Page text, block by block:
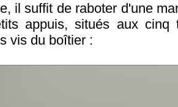
il suffit de raboter d'une
appuis, situés aux cinq
vis du boîtier :